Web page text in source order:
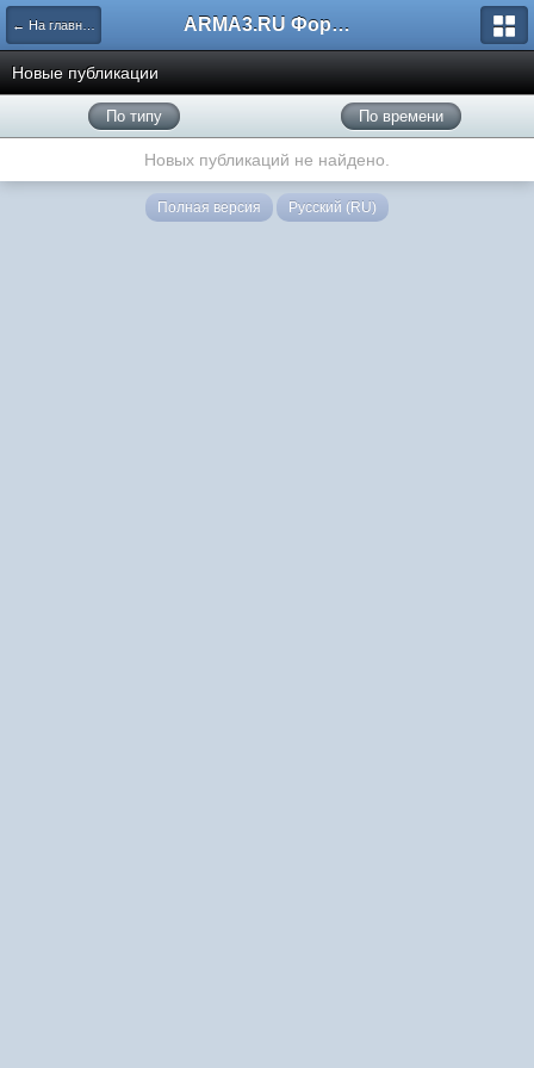
← На главную ARMA3.RU Форум
Новые публикации
По типу По времени
Новых публикаций не найдено.
Полная версия Русский (RU)